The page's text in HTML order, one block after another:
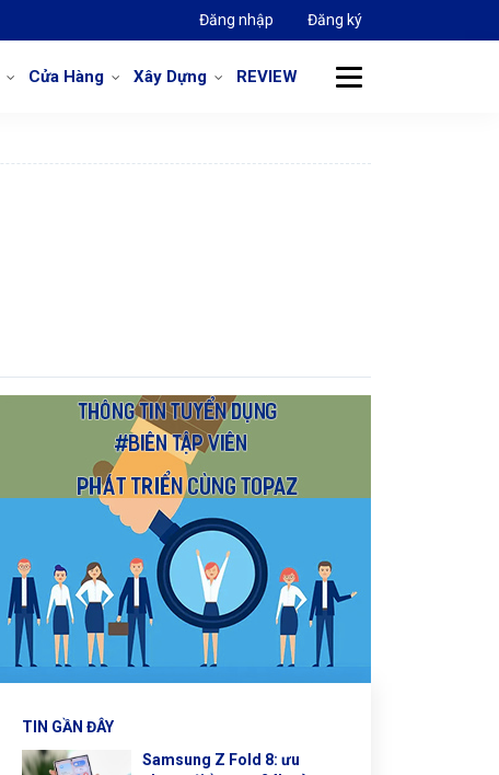
Đăng nhập Đăng ký
Cửa Hàng Xây Dựng REVIEW
TIN GẦN ĐÂY
Samsung Z Fold 8: ưu